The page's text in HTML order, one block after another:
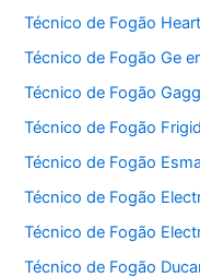
Técnico de Fogão
Técnico de Fogão Ge
Técnico de Fogão
Técnico de Fogão
Técnico de Fogão
Técnico de Fogão
Técnico de Fogão
Técnico de Fogão